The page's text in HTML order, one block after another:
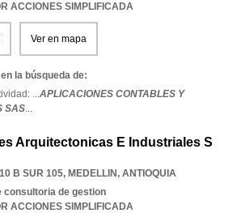
ACCIONES SIMPLIFICADA
Ver en mapa
la búsqueda de:
...APLICACIONES CONTABLES Y
SAS...
Arquitectonicas E Industriales S
B SUR 105, MEDELLIN, ANTIOQUIA
consultoria de gestion
ACCIONES SIMPLIFICADA